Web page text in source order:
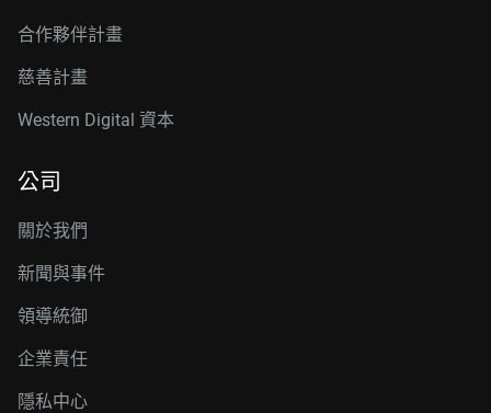
合作夥伴計畫
慈善計畫
Western Digital 資本
公司
關於我們
新聞與事件
領導統御
企業責任
隱私中心